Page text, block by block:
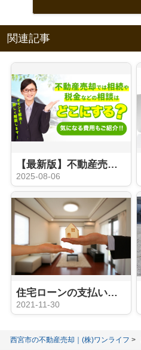
関連記事
【最新版】不動産売却の際に相続や税金などの相談はどこにする？気になる費用もご紹介
2025-08-06
住宅ローンの支払いに困ったら検討すべき不動産の任意売却とは？
2021-11-30
西宮市の不動産売却｜(株)ワンライフ